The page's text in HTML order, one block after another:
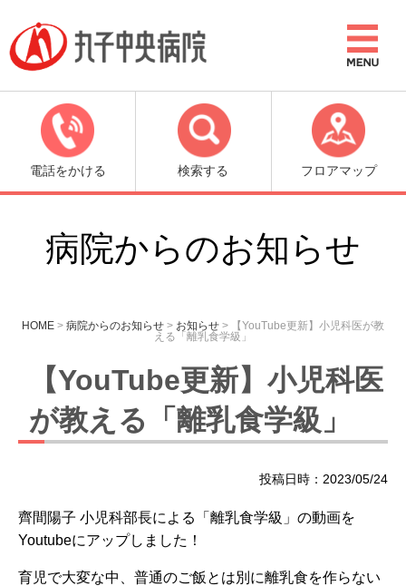
電話をかける 検索する フロアマップ
病院からのお知らせ
HOME > 病院からのお知らせ > お知らせ >
【YouTube更新】小児科医が教
える「離乳食学級」
【YouTube更新】小児科医
が教える「離乳食学級」
投稿日時：2023/05/24
齊間陽子 小児科部長による「離乳食学級」の動画を
Youtubeにアップしました！
育児で大変な中、普通のご飯とは別に離乳食を作らない